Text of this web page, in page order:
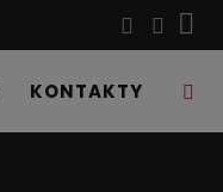
KONTAKTY